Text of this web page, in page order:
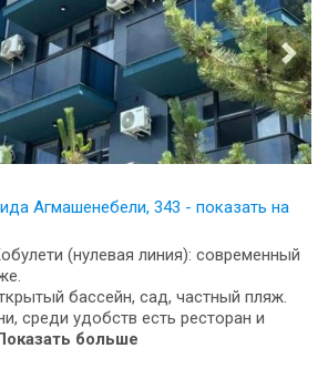
Агмашенебели, 343 - показать на
(нулевая линия): современный
бассейн, сад, частный пляж.
среди удобств есть ресторан и
больше